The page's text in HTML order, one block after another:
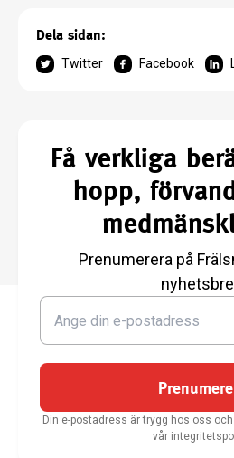
Dela sidan:
Twitter Facebook
Få verkliga
hopp,
Prenumerera på
Din e-postadress är trygg hos oss
vår